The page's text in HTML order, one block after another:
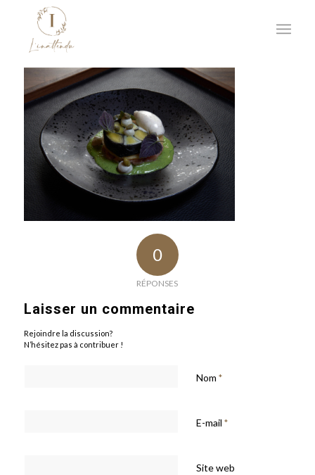
0
RÉPONSES
Laisser un commentaire
Rejoindre la discussion?
N’hésitez pas à contribuer !
Nom *
E-mail *
Site web